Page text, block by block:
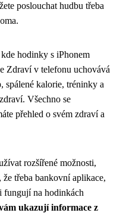
poslouchat hudbu třeba
hodinky s iPhonem
Zdraví v telefonu uchovává
spálené kalorie, tréninky a
Všechno se
přehled o svém zdraví a
rozšířené možnosti,
třeba bankovní aplikace,
fungují na hodinkách
ukazují informace z